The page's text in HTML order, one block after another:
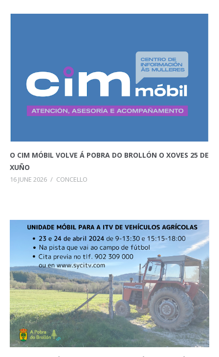
O CIM MÓBIL VOLVE Á POBRA DO BROLLÓN O XOVES 25 DE
XUÑO
16 JUNE 2026 / CONCELLO